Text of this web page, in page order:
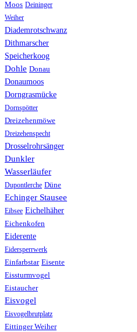
Moos Deininger
Weiher
Diademrotschwanz
Dithmarscher
Speicherkoog
Dohle Donau
Donaumoos
Dorngrasmücke
Dornspötter
Dreizehenmöwe
Dreizehenspecht
Drosselrohrsänger
Dunkler
Wasserläufer
Dupontlerche Düne
Echinger Stausee
Eibsee Eichelhäher
Eichenkofen
Eiderente
Eidersperrwerk
Einfarbstar Eisente
Eissturmvogel
Eistaucher
Eisvogel
Eisvogelbrutplatz
Eittinger Weiher